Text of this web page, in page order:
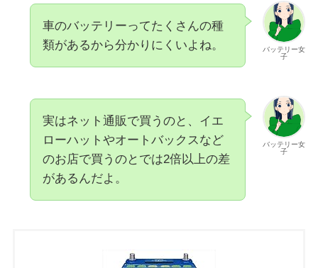
バッテリー女
子
車のバッテリーってたくさんの種
類があるから分かりにくいよね。
バッテリー女
子
実はネット通販で買うのと、イエ
ローハットやオートバックスなど
のお店で買うのとでは2倍以上の差
があるんだよ。